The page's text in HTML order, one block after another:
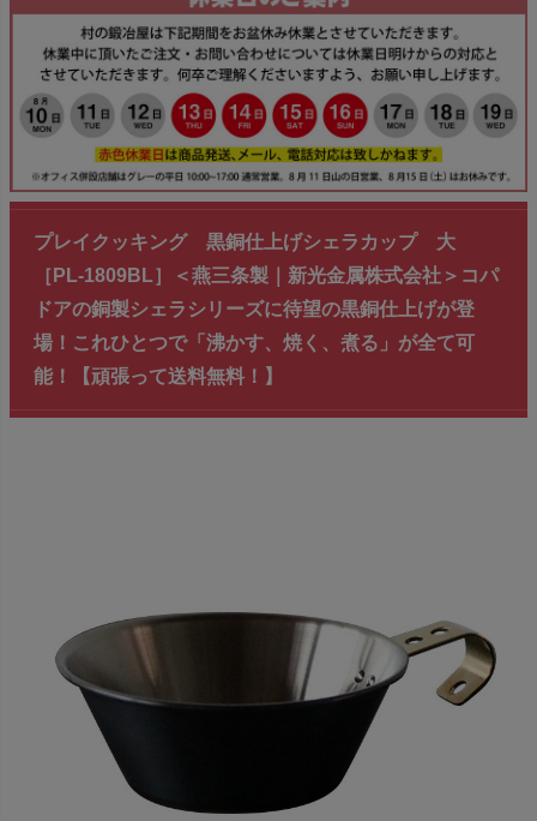
プレイクッキング 黒銅仕上げシェラカップ 大
［PL-1809BL］＜燕三条製｜新光金属株式会社＞コパ
ドアの銅製シェラシリーズに待望の黒銅仕上げが登
場！これひとつで「沸かす、焼く、煮る」が全て可
能！【頑張って送料無料！】